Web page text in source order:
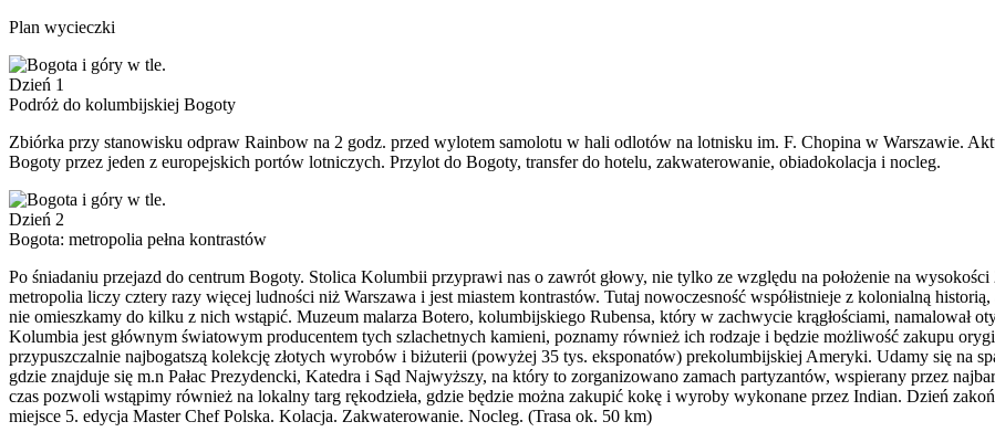
Plan wycieczki
Dzień 1
Podróż do kolumbijskiej Bogoty
Zbiórka przy stanowisku odpraw Rainbow na 2 godz. przed wylotem samolotu w hali odlotów na lotnisku im. F. Chopina w Warszawie.
Bogoty przez jeden z europejskich portów lotniczych. Przylot do Bogoty, transfer do hotelu, zakwaterowanie, obiadokolacja i nocleg.
Dzień 2
Bogota: metropolia pełna kontrastów
Po śniadaniu przejazd do centrum Bogoty. Stolica Kolumbii przyprawi nas o zawrót głowy, nie tylko ze względu na położenie na
metropolia liczy cztery razy więcej ludności niż Warszawa i jest miastem kontrastów. Tutaj nowoczesność współistnieje z kolonialną
nie omieszkamy do kilku z nich wstąpić. Muzeum malarza Botero, kolumbijskiego Rubensa, który w zachwycie krągłościami, namalował
Kolumbia jest głównym światowym producentem tych szlachetnych kamieni, poznamy również ich rodzaje i będzie możliwość zakupu
przypuszczalnie najbogatszą kolekcję złotych wyrobów i biżuterii (powyżej 35 tys. eksponatów) prekolumbijskiej Ameryki. Udamy się na
gdzie znajduje się m.n Pałac Prezydencki, Katedra i Sąd Najwyższy, na który to zorganizowano zamach partyzantów, wspierany przez
czas pozwoli wstąpimy również na lokalny targ rękodzieła, gdzie będzie można zakupić kokę i wyroby wykonane przez Indian. Dzień
miejsce 5. edycja Master Chef Polska. Kolacja. Zakwaterowanie. Nocleg. (Trasa ok. 50 km)